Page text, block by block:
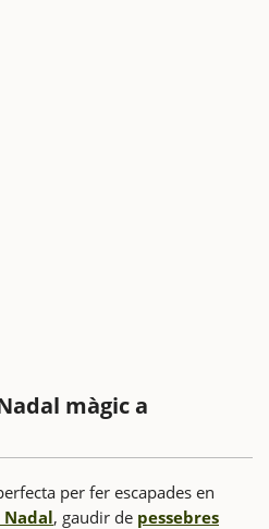
màgic a
per fer escapades en
, gaudir de pessebres